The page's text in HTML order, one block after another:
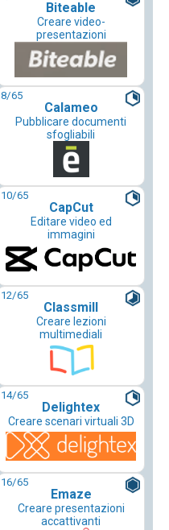
Biteable
Creare video-
presentazioni
8/65
Calameo
Pubblicare documenti
sfogliabili
10/65
CapCut
Editare video ed
immagini
12/65
Classmill
Creare lezioni
multimediali
14/65
Delightex
Creare scenari virtuali 3D
16/65
Emaze
Creare presentazioni
accattivanti